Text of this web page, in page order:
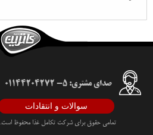
صدای مشتری: 5- 01144204272
سوالات و انتقادات
تمامی حقوق برای شرکت تکامل غذا محفوظ است.